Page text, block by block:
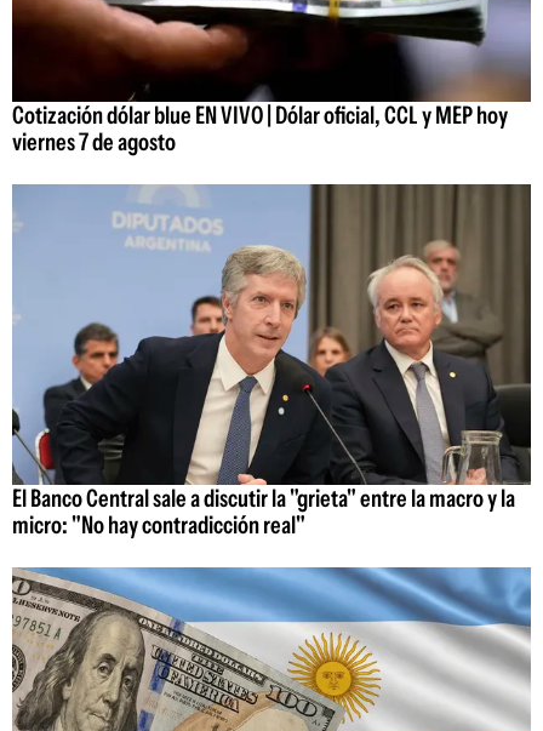
Cotización dólar blue EN VIVO | Dólar oficial, CCL y MEP hoy
viernes 7 de agosto
El Banco Central sale a discutir la "grieta" entre la macro y la
micro: "No hay contradicción real"